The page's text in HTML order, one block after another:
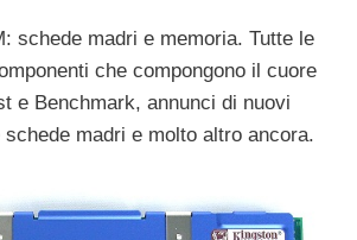
schede madri e memoria. Tutte le
che compongono il cuore
e Benchmark, annunci di nuovi
madri e molto altro ancora.